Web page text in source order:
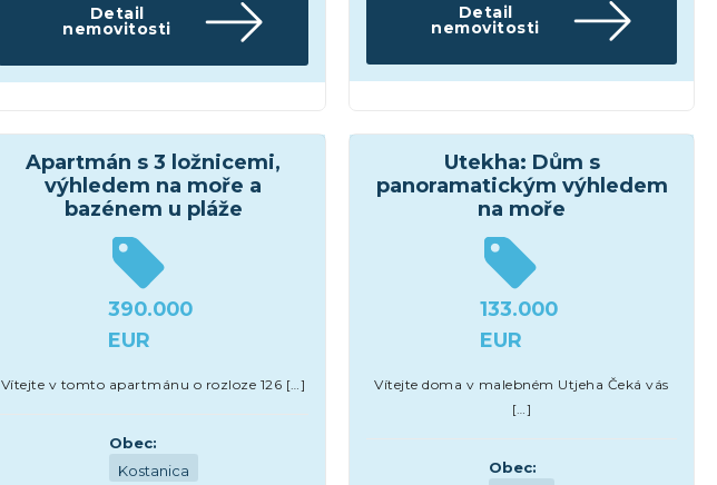
Detail
nemovitosti
Detail
nemovitosti
Apartmán s 3 ložnicemi,
výhledem na moře a
bazénem u pláže
390.000
EUR
Vítejte v tomto apartmánu o rozloze 126 […]
Obec:
Kostanica
Utekha: Dům s
panoramatickým výhledem
na moře
133.000
EUR
Vítejte doma v malebném Utjeha Čeká vás
[…]
Obec: